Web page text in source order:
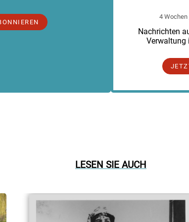
4
Nachrichten
Verwaltung
LESEN SIE AUCH